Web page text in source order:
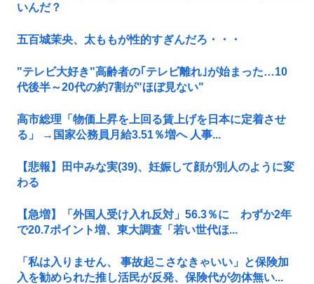
いんだ？
五百城茉央、太ももが性的すぎんだろ・・・
"テレビ大好き"高齢者の｢テレビ離れ｣が始まった…10
代後半～20代の約7割が"ほぼ見ない"
高市総理「物価上昇を上回る賃上げを日本に定着させ
る」 →国家公務員月給3.51％増へ 人事...
【悲報】田中みな実(39)、妊娠して顔が別人のように変
わる
【急増】「外国人受け入れ反対」56.3％に わずか2年
で20.7ポイント増、東大調査「若い世代ほ...
「私は入りません、 事故起こさなきゃいい」と保険加
入を勧められた推し活民が反発、保険代が勿体無い...